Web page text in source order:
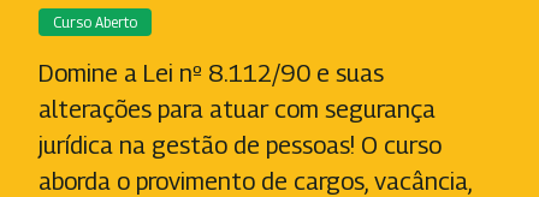
Curso Aberto
Domine a Lei nº 8.112/90 e suas
alterações para atuar com segurança
jurídica na gestão de pessoas! O curso
aborda o provimento de cargos, vacância,